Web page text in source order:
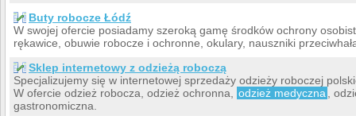
Buty robocze Łódź
W swojej ofercie posiadamy szeroką gamę środków ochrony
rękawice, obuwie robocze i ochronne, okulary, nauszniki
Sklep internetowy z odzieżą roboczą
Specjalizujemy się w internetowej sprzedaży odzieży roboczej
W ofercie odzież robocza, odzież ochronna,
odzież medyczna
,
gastronomiczna.